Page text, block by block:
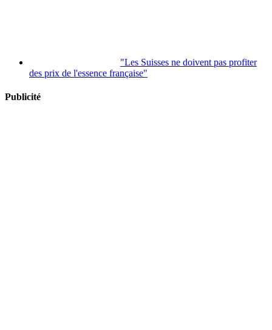
"Les Suisses ne doivent pas profiter
des prix de l'essence française"
Publicité